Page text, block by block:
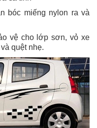
bóc miếng nylon ra và
vệ cho lớp sơn, vỏ xe
quệt nhẹ.